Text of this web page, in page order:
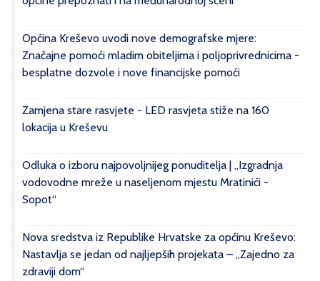
Općina Kreševo uvodi nove demografske mjere:
Značajne pomoći mladim obiteljima i poljoprivrednicima -
besplatne dozvole i nove financijske pomoći
Zamjena stare rasvjete - LED rasvjeta stiže na 160
lokacija u Kreševu
Odluka o izboru najpovoljnijeg ponuditelja | „Izgradnja
vodovodne mreže u naseljenom mjestu Mratinići -
Sopot“
Nova sredstva iz Republike Hrvatske za općinu Kreševo:
Nastavlja se jedan od najljepših projekata – „Zajedno za
zdraviji dom“